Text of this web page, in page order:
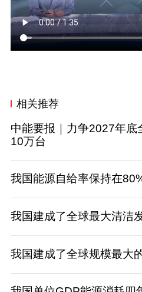
相关推荐
中能要报｜力争2027年底
10万台
我国能源自给率保持在
我国建成了全球最大清洁
我国建成了全球规模最大